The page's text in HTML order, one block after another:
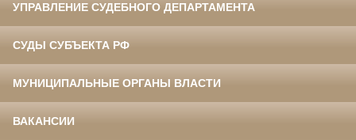
УПРАВЛЕНИЕ СУДЕБНОГО ДЕПАРТАМЕНТА
СУДЫ СУБЪЕКТА РФ
МУНИЦИПАЛЬНЫЕ ОРГАНЫ ВЛАСТИ
ВАКАНСИИ